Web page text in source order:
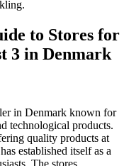
to Stores for
3 in Denmark
in Denmark known for
technological products.
quality products at
established itself as a